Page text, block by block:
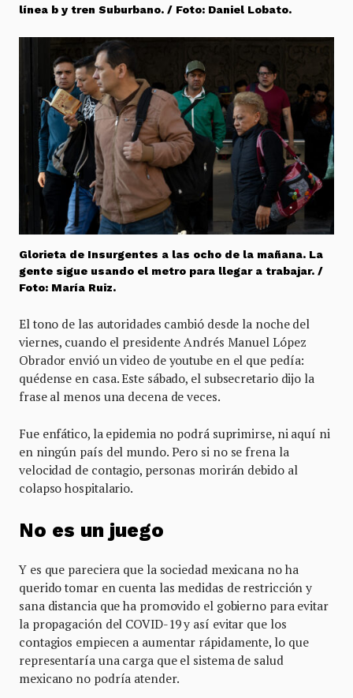
línea b y tren Suburbano. / Foto: Daniel Lobato.
Glorieta de Insurgentes a las ocho de la mañana. La
gente sigue usando el metro para llegar a trabajar. /
Foto: María Ruiz.
El tono de las autoridades cambió desde la noche del
viernes, cuando el presidente Andrés Manuel López
Obrador envió un video de youtube en el que pedía:
quédense en casa. Este sábado, el subsecretario dijo la
frase al menos una decena de veces.
Fue enfático, la epidemia no podrá suprimirse, ni aquí ni
en ningún país del mundo. Pero si no se frena la
velocidad de contagio, personas morirán debido al
colapso hospitalario.
No es un juego
Y es que pareciera que la sociedad mexicana no ha
querido tomar en cuenta las medidas de restricción y
sana distancia que ha promovido el gobierno para evitar
la propagación del COVID-19 y así evitar que los
contagios empiecen a aumentar rápidamente, lo que
representaría una carga que el sistema de salud
mexicano no podría atender.